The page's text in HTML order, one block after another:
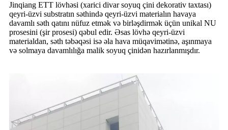
Jinqiang ETT lövhəsi (xarici divar soyuq çini dekorativ taxtası)
qeyri-üzvi substratın səthində qeyri-üzvi materialın havaya
davamlı səth qatını nüfuz etmək və birləşdirmək üçün unikal NU
prosesini (şir prosesi) qəbul edir. Əsas lövhə qeyri-üzvi
materialdan, səth təbəqəsi isə əla hava müqavimətinə, aşınmaya
və solmaya davamlılığa malik soyuq çinidən hazırlanmışdır.